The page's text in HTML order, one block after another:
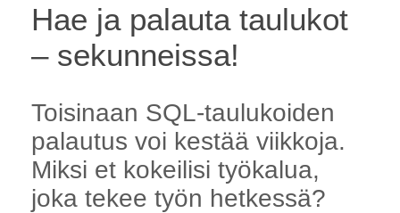
Hae ja palauta taulukot
– sekunneissa!
Toisinaan SQL-taulukoiden
palautus voi kestää viikkoja.
Miksi et kokeilisi työkalua,
joka tekee työn hetkessä?